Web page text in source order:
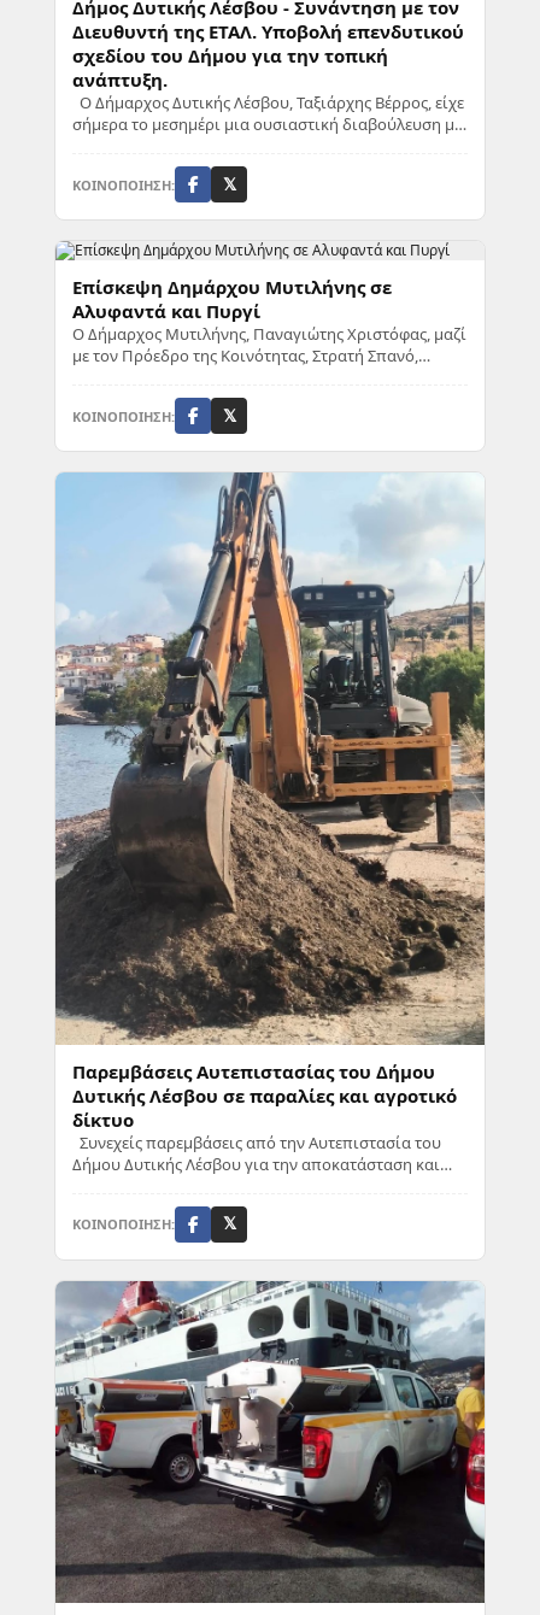
Δήμος Δυτικής Λέσβου - Συνάντηση με τον
Διευθυντή της ΕΤΑΛ. Υποβολή επενδυτικού
σχεδίου του Δήμου για την τοπική
ανάπτυξη.
Ο Δήμαρχος Δυτικής Λέσβου, Ταξιάρχης Βέρρος, είχε
σήμερα το μεσημέρι μια ουσιαστική διαβούλευση με
ΚΟΙΝΟΠΟΙΗΣΗ: 𝕏
Επίσκεψη Δημάρχου Μυτιλήνης σε
Αλυφαντά και Πυργί
Ο Δήμαρχος Μυτιλήνης, Παναγιώτης Χριστόφας, μαζί
με τον Πρόεδρο της Κοινότητας, Στρατή Σπανό,
ΚΟΙΝΟΠΟΙΗΣΗ: 𝕏
Παρεμβάσεις Αυτεπιστασίας του Δήμου
Δυτικής Λέσβου σε παραλίες και αγροτικό
δίκτυο
Συνεχείς παρεμβάσεις από την Αυτεπιστασία του
Δήμου Δυτικής Λέσβου για την αποκατάσταση και
ΚΟΙΝΟΠΟΙΗΣΗ: 𝕏